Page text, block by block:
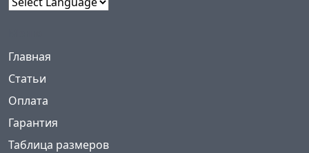
Главная
Статьи
Оплата
Гарантия
Таблица размеров